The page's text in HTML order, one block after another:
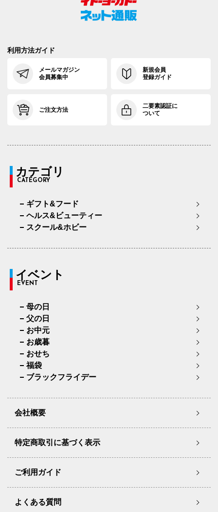
利用方法ガイド
メールマガジン
会員募集中
新規会員
登録ガイド
ご注文方法
二要素認証に
ついて
カテゴリ
CATEGORY
ギフト&フード
ヘルス&ビューティー
スクール&ホビー
イベント
EVENT
母の日
父の日
お中元
お歳暮
おせち
福袋
ブラックフライデー
会社概要
特定商取引に基づく表示
ご利用ガイド
よくある質問